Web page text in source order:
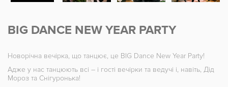
BIG DANCE NEW YEAR PARTY​
Новорічна вечірка, що танцює, це BIG Dance New Year Party!
Адже у нас танцюють всі – і гості вечірки та ведучі і, навіть, Дід
Мороз та Снігуронька!